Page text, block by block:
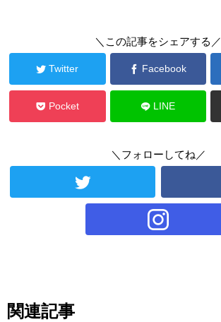
＼この記事をシェアする／
Twitter Facebook
Pocket LINE
＼フォローしてね／
関連記事